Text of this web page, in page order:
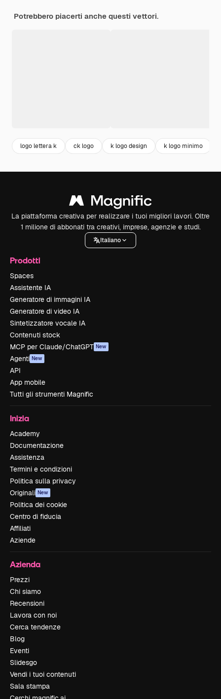
Potrebbero piacerti anche questi vettori.
logo lettera k ck logo k logo design k logo minimo
La piattaforma creativa per realizzare i tuoi migliori lavori. Oltre
1 milione di abbonati tra creativi, imprese, agenzie e studi.
Italiano
Prodotti
Spaces
Assistente IA
Generatore di immagini IA
Generatore di video IA
Sintetizzatore vocale IA
Contenuti stock
MCP per Claude/ChatGPT New
Agenti New
API
App mobile
Tutti gli strumenti Magnific
Inizia
Academy
Documentazione
Assistenza
Termini e condizioni
Politica sulla privacy
Originali New
Politica dei cookie
Centro di fiducia
Affiliati
Aziende
Azienda
Prezzi
Chi siamo
Recensioni
Lavora con noi
Cerca tendenze
Blog
Eventi
Slidesgo
Vendi i tuoi contenuti
Sala stampa